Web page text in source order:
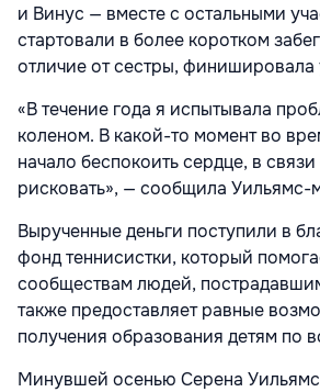
и Винус — вместе с остальными
стартовали в более коротком
отличие от сестры,
«В течение года я испытывала
коленом. В какой-то момент во
начало беспокоить сердце, в
рисковать», — сообщила Уильямс-
Вырученные деньги поступили в
фонд теннисистки, который
сообществам людей,
также предоставляет равные
получения образования детям по
Минувшей осенью Серена Уильямс